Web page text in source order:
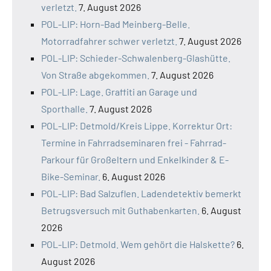
verletzt. 7. August 2026
POL-LIP: Horn-Bad Meinberg-Belle.
Motorradfahrer schwer verletzt. 7. August 2026
POL-LIP: Schieder-Schwalenberg-Glashütte.
Von Straße abgekommen. 7. August 2026
POL-LIP: Lage. Graffiti an Garage und
Sporthalle. 7. August 2026
POL-LIP: Detmold/Kreis Lippe. Korrektur Ort:
Termine in Fahrradseminaren frei - Fahrrad-
Parkour für Großeltern und Enkelkinder & E-
Bike-Seminar. 6. August 2026
POL-LIP: Bad Salzuflen. Ladendetektiv bemerkt
Betrugsversuch mit Guthabenkarten. 6. August
2026
POL-LIP: Detmold. Wem gehört die Halskette? 6.
August 2026